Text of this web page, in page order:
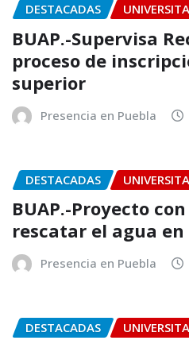
DESTACADAS
BUAP.-Supervisa
proceso de
superior
Presencia en Puebla
DESTACADAS
BUAP.-Proyecto
rescatar el agua en
Presencia en Puebla
DESTACADAS